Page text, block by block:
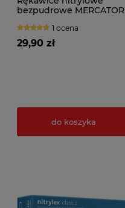
bezpudrowe MERCATOR
1 ocena
29,90 zł
do koszyka